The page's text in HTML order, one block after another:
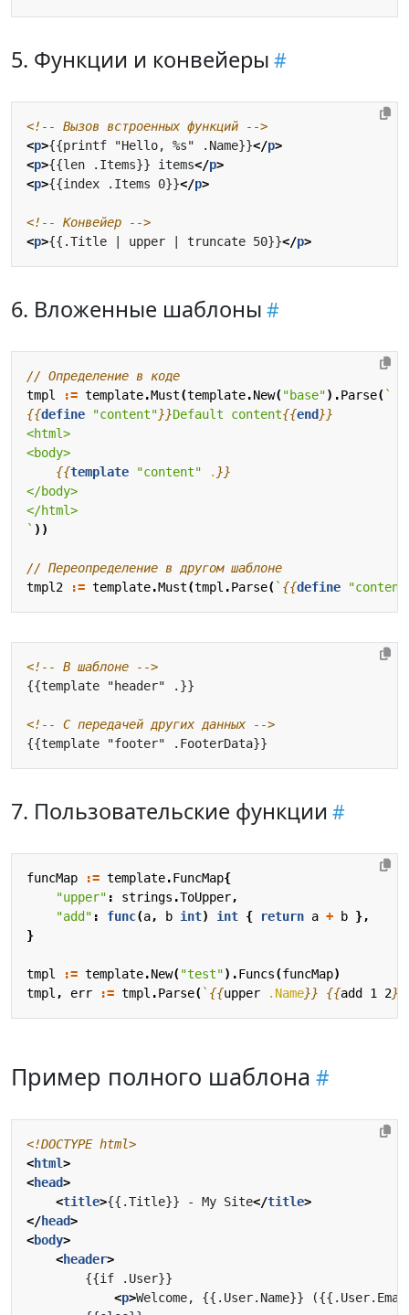
5. Функции и конвейеры
<!-- Вызов встроенных функций -->
<p>{{printf "Hello, %s" .Name}}</p>
<p>{{len .Items}} items</p>
<p>{{index .Items 0}}</p>
<!-- Конвейер -->
<p>{{.Title | upper | truncate 50}}</p>
6. Вложенные шаблоны
// Определение в коде
tmpl
:= template.Must(template.New("base").Parse(
{{define "content"}}Default content{{end }}
{{template "content" . }}
` ))
// Переопределение в другом шаблоне
tmpl2
:= template.Must(tmpl .Parse( ` {{define
<!-- В шаблоне -->
<!-- С передачей других данных -->
7. Пользовательские функции
funcMap := template.FuncMap{
"upper" : strings .ToUpper,
"add" : func(a, b int) int { return a + b },
}
tmpl := template.New("test").Funcs(funcMap)
tmpl , err := tmpl .Parse( ` {{upper .Name}} {{add 1 2}}
Пример полного шаблона
<!DOCTYPE html>
<html>
<head>
<title>{{.Title}} - My Site</title>
</head>
<body>
<header>
<p>Welcome, {{.User.Name}}